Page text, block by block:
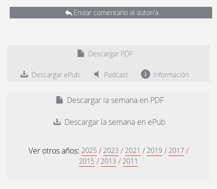
Enviar comentario al autor/a
Descargar PDF
Descargar ePub Podcast Información
Descargar la semana en PDF
Descargar la semana en ePub
Ver otros años: 2025 / 2023 / 2021 / 2019 / 2017 /
2015 / 2013 / 2011